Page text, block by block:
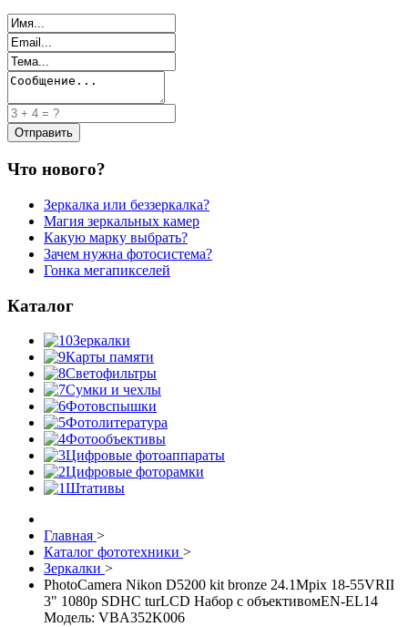
Что нового?
Зеркалка или беззеркалка?
Магия зеркальных камер
Какую марку выбрать?
Зачем нужна фотосистема?
Гонка мегапикселей
Каталог
Зеркалки
Карты памяти
Светофильтры
Сумки и чехлы
Фотовспышки
Фотолитература
Фотообъективы
Цифровые фотоаппараты
Цифровые фоторамки
Штативы
Главная >
Каталог фототехники >
Зеркалки >
PhotoCamera Nikon D5200 kit bronze 24.1Mpix 18-55VRII
3" 1080p SDHC turLCD Набор с объективомEN-EL14
Модель: VBA352K006